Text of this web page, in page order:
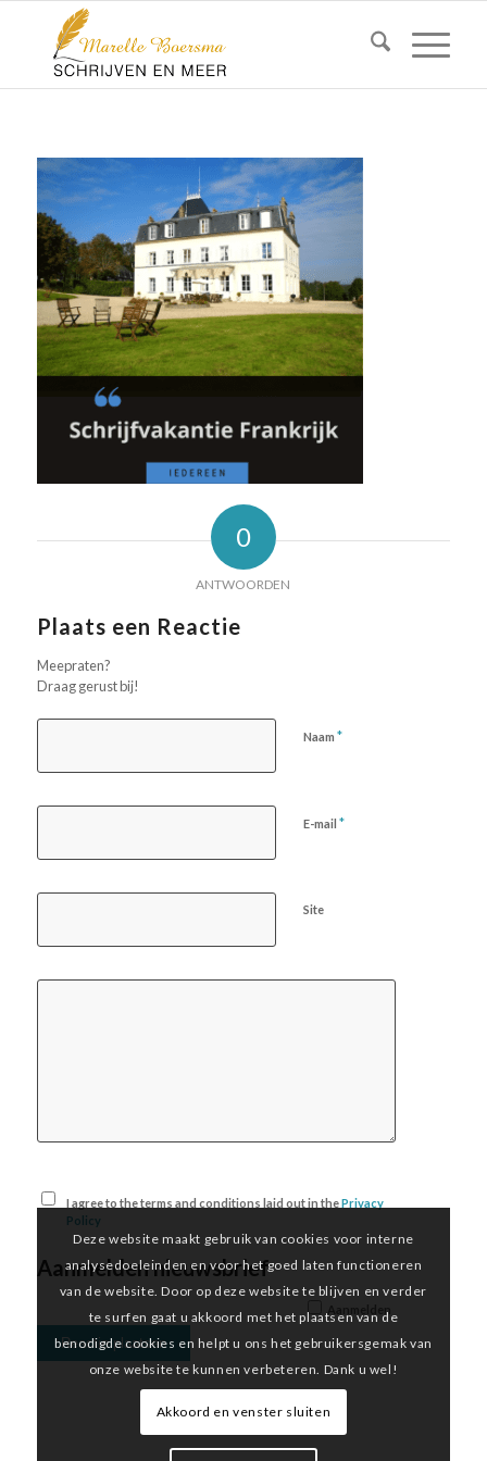
0
ANTWOORDEN
Plaats een Reactie
Meepraten?
Draag gerust bij!
Naam *
E-mail *
Site
I agree to the terms and conditions laid out in thePrivacy
Policy
Aanmelden nieuwsbrief
Deze website maakt gebruik van cookies voor interne
analysedoeleinden en voor het goed laten functioneren
van de website. Door op deze website te blijven en verder
te surfen gaat u akkoord met het plaatsen van de
benodigde cookies en helpt u ons het gebruikersgemak van
onze website te kunnen verbeteren. Dank u wel!
Akkoord en venster sluiten